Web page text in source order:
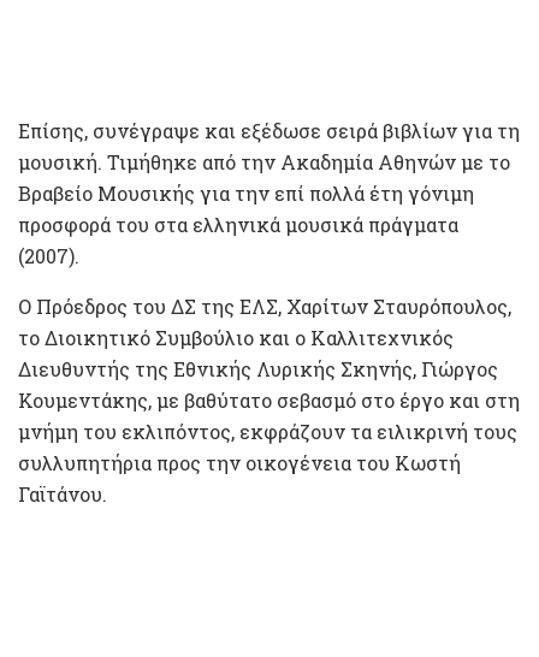
Επίσης, συνέγραψε και εξέδωσε σειρά βιβλίων για τη
μουσική. Τιμήθηκε από την Ακαδημία Αθηνών με το
Βραβείο Μουσικής για την επί πολλά έτη γόνιμη
προσφορά του στα ελληνικά μουσικά πράγματα
(2007).
Ο Πρόεδρος του ΔΣ της ΕΛΣ, Χαρίτων Σταυρόπουλος,
το Διοικητικό Συμβούλιο και ο Καλλιτεχνικός
Διευθυντής της Εθνικής Λυρικής Σκηνής, Γιώργος
Κουμεντάκης, με βαθύτατο σεβασμό στο έργο και στη
μνήμη του εκλιπόντος, εκφράζουν τα ειλικρινή τους
συλλυπητήρια προς την οικογένεια του Κωστή
Γαϊτάνου.